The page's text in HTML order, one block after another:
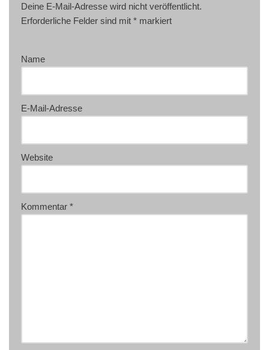
Deine E-Mail-Adresse wird nicht veröffentlicht.
Erforderliche Felder sind mit * markiert
Name
E-Mail-Adresse
Website
Kommentar *